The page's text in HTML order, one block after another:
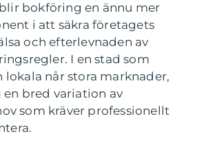
bokföring en ännu mer
i att säkra företagets
och efterlevnaden av
I en stad som
lokala når stora marknader,
bred variation av
som kräver professionellt